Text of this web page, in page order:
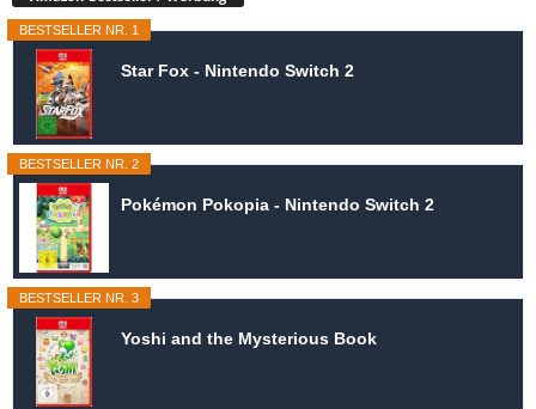
BESTSELLER NR. 1
Star Fox - Nintendo Switch 2
BESTSELLER NR. 2
Pokémon Pokopia - Nintendo Switch 2
BESTSELLER NR. 3
Yoshi and the Mysterious Book